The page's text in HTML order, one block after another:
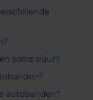
soms duur?
autobanden?